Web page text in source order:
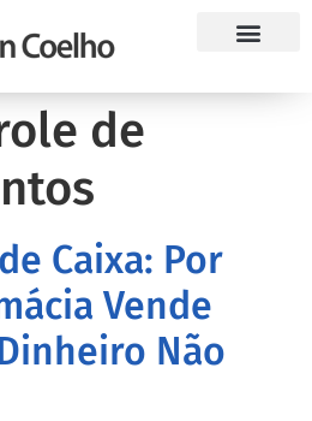
de
Caixa: Por
Vende
Não